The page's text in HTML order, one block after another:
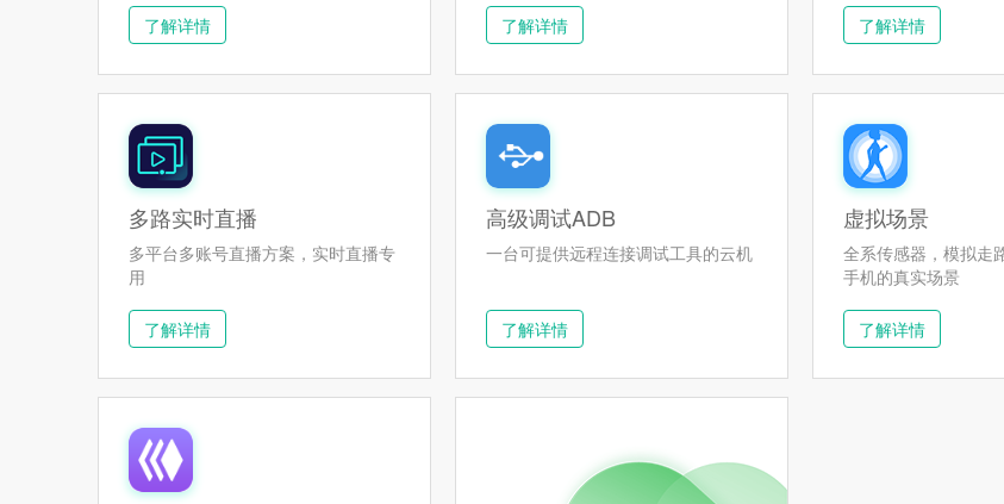
了解详情 了解详情 了解详情
多路实时直播
多平台多账号直播方案，实时直播专
用
了解详情
高级调试ADB
一台可提供远程连接调试工具的云机
了解详情
虚拟场景
全系传感器，模拟走
手机的真实场景
了解详情